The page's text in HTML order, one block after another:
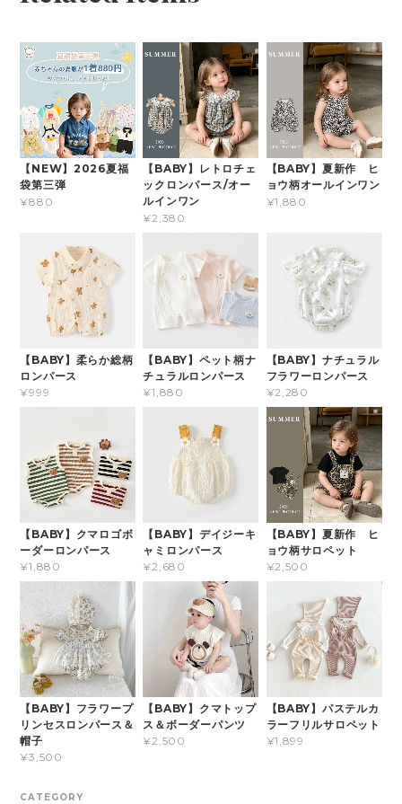
【NEW】2026夏福
袋第三弾
¥880
【BABY】レトロチェ
ックロンパース/オー
ルインワン
¥2,380
【BABY】夏新作 ヒ
ョウ柄オールインワン
¥1,880
【BABY】柔らか総柄
ロンパース
¥999
【BABY】ペット柄ナ
チュラルロンパース
¥1,880
【BABY】ナチュラル
フラワーロンパース
¥2,280
【BABY】クマロゴボ
ーダーロンパース
¥1,880
【BABY】デイジーキ
ャミロンパース
¥2,680
【BABY】夏新作 ヒ
ョウ柄サロペット
¥2,500
【BABY】フラワープ
リンセスロンパース＆
帽子
¥3,500
【BABY】クマトップ
ス＆ボーダーパンツ
¥2,500
【BABY】パステルカ
ラーフリルサロペット
¥1,899
CATEGORY